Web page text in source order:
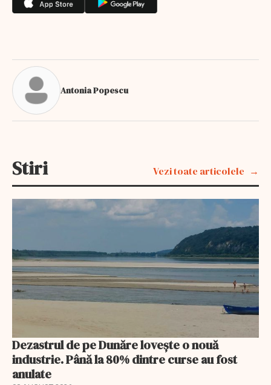
Antonia Popescu
Stiri Vezi toate articolele
Dezastrul de pe Dunăre lovește o nouă
industrie. Până la 80% dintre curse au fost
anulate